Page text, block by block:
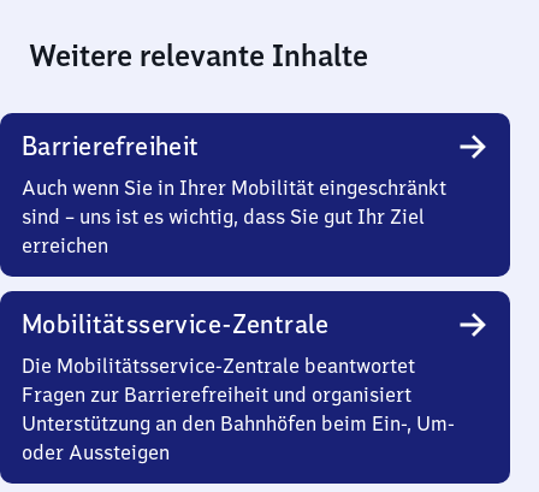
Weitere relevante Inhalte
Barrierefreiheit
Auch wenn Sie in Ihrer Mobilität eingeschränkt
sind – uns ist es wichtig, dass Sie gut Ihr Ziel
erreichen
Mobilitätsservice-Zentrale
Die Mobilitätsservice-Zentrale beantwortet
Fragen zur Barrierefreiheit und organisiert
Unterstützung an den Bahnhöfen beim Ein-, Um-
oder Aussteigen